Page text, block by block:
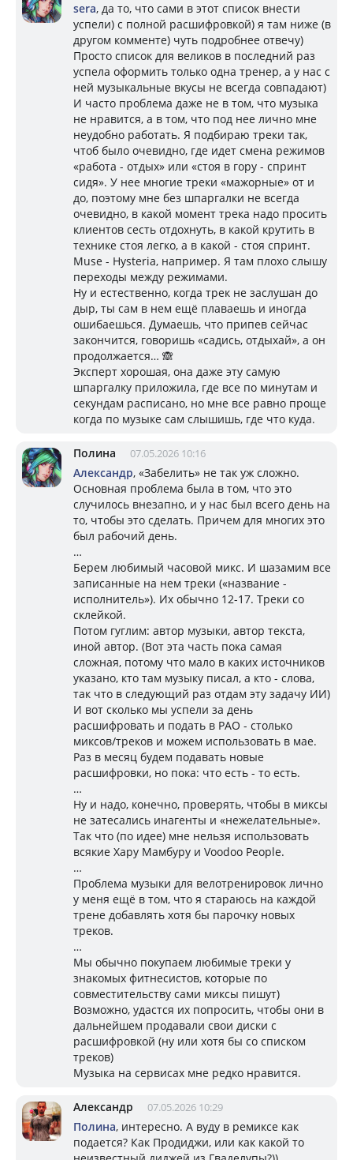
sera, да то, что сами в этот список внести
успели) с полной расшифровкой) я там ниже (в
другом комменте) чуть подробнее отвечу)
Просто список для великов в последний раз
успела оформить только одна тренер, а у нас с
ней музыкальные вкусы не всегда совпадают)
И часто проблема даже не в том, что музыка
не нравится, а в том, что под нее лично мне
неудобно работать. Я подбираю треки так,
чтоб было очевидно, где идет смена режимов
«работа - отдых» или «стоя в гору - спринт
сидя». У нее многие треки «мажорные» от и
до, поэтому мне без шпаргалки не всегда
очевидно, в какой момент трека надо просить
клиентов сесть отдохнуть, в какой крутить в
технике стоя легко, а в какой - стоя спринт.
Muse - Hysteria, например. Я там плохо слышу
переходы между режимами.
Ну и естественно, когда трек не заслушан до
дыр, ты сам в нем ещё плаваешь и иногда
ошибаешься. Думаешь, что припев сейчас
закончится, говоришь «садись, отдыхай», а он
продолжается… 🙈
Эксперт хорошая, она даже эту самую
шпаргалку приложила, где все по минутам и
секундам расписано, но мне все равно проще
когда по музыке сам слышишь, где что куда.
Полина 07.05.2026 10:16
Александр, «Забелить» не так уж сложно.
Основная проблема была в том, что это
случилось внезапно, и у нас был всего день на
то, чтобы это сделать. Причем для многих это
был рабочий день.
…
Берем любимый часовой микс. И шазамим все
записанные на нем треки («название -
исполнитель»). Их обычно 12-17. Треки со
склейкой.
Потом гуглим: автор музыки, автор текста,
иной автор. (Вот эта часть пока самая
сложная, потому что мало в каких источников
указано, кто там музыку писал, а кто - слова,
так что в следующий раз отдам эту задачу ИИ)
И вот сколько мы успели за день
расшифровать и подать в РАО - столько
миксов/треков и можем использовать в мае.
Раз в месяц будем подавать новые
расшифровки, но пока: что есть - то есть.
…
Ну и надо, конечно, проверять, чтобы в миксы
не затесались инагенты и «нежелательные».
Так что (по идее) мне нельзя использовать
всякие Хару Мамбуру и Voodoo People.
…
Проблема музыки для велотренировок лично
у меня ещё в том, что я стараюсь на каждой
трене добавлять хотя бы парочку новых
треков.
…
Мы обычно покупаем любимые треки у
знакомых фитнесистов, которые по
совместительству сами миксы пишут)
Возможно, удастся их попросить, чтобы они в
дальнейшем продавали свои диски с
расшифровкой (ну или хотя бы со списком
треков)
Музыка на сервисах мне редко нравится.
Александр 07.05.2026 10:29
Полина, интересно. А вуду в ремиксе как
подается? Как Продиджи, или как какой то